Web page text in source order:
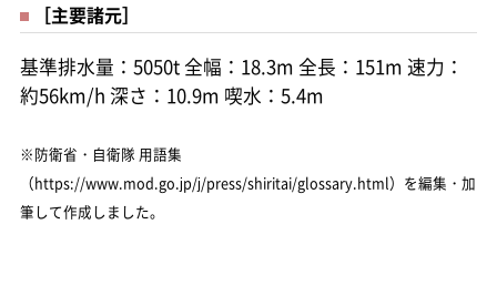
［主要諸元］
基準排水量：5050t 全幅：18.3m 全長：151m 速力：
約56km/h 深さ：10.9m 喫水：5.4m
※防衛省・自衛隊 用語集
（https://www.mod.go.jp/j/press/shiritai/glossary.html）を編集・加
筆して作成しました。